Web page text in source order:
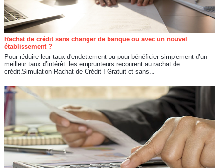
Rachat de crédit sans changer de banque ou avec un nouvel
établissement ?
Pour réduire leur taux d'endettement ou pour bénéficier simplement d’un
meilleur taux d’intérêt, les emprunteurs recourent au rachat de
crédit.Simulation Rachat de Crédit ! Gratuit et sans...